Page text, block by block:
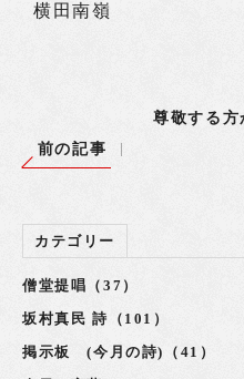
横田南嶺
尊敬する方
前の記事
カテゴリー
僧堂提唱（37）
坂村真民 詩（101）
掲示板 (今月の詩)（41）